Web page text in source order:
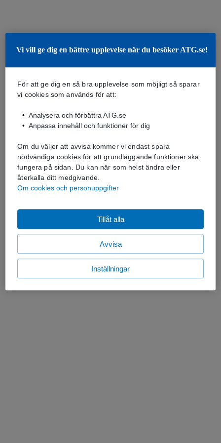
Vi vill ge dig en bättre upplevelse när du besöker ATG.se!
För att ge dig en så bra upplevelse som möjligt så sparar
vi cookies som används för att:
Analysera och förbättra ATG.se
Anpassa innehåll och funktioner för dig
Om du väljer att avvisa kommer vi endast spara
nödvändiga cookies för att grundläggande funktioner ska
fungera på sidan. Du kan när som helst ändra eller
återkalla ditt medgivande.
Om cookies och personuppgifter
Avvisa
Tillåt alla
Inställningar